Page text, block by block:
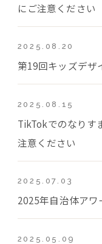
にご注意ください
2025.08.20
第19回キッズデザ
2025.08.15
TikTokでのなりす
注意ください
2025.07.03
2025年自治体アワ
2025.05.09